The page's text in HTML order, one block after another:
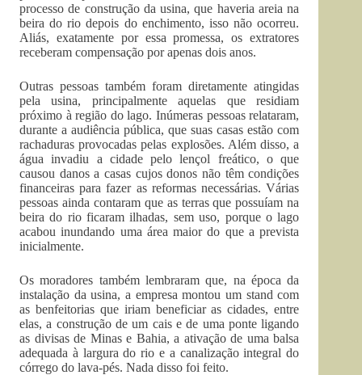
processo de construção da usina, que haveria areia na
beira do rio depois do enchimento, isso não ocorreu.
Aliás, exatamente por essa promessa, os extratores
receberam compensação por apenas dois anos.
Outras pessoas também foram diretamente atingidas
pela usina, principalmente aquelas que residiam
próximo à região do lago. Inúmeras pessoas relataram,
durante a audiência pública, que suas casas estão com
rachaduras provocadas pelas explosões. Além disso, a
água invadiu a cidade pelo lençol freático, o que
causou danos a casas cujos donos não têm condições
financeiras para fazer as reformas necessárias. Várias
pessoas ainda contaram que as terras que possuíam na
beira do rio ficaram ilhadas, sem uso, porque o lago
acabou inundando uma área maior do que a prevista
inicialmente.
Os moradores também lembraram que, na época da
instalação da usina, a empresa montou um stand com
as benfeitorias que iriam beneficiar as cidades, entre
elas, a construção de um cais e de uma ponte ligando
as divisas de Minas e Bahia, a ativação de uma balsa
adequada à largura do rio e a canalização integral do
córrego do lava-pés. Nada disso foi feito.